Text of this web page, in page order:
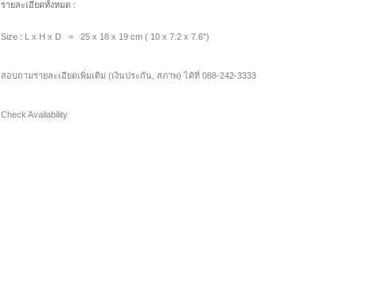
รายละเอียดทั้งหมด :
Size : L x H x D = 25 x 18 x 19 cm ( 10 x 7.2 x 7.6")
สอบถามรายละเอียดเพิ่มเติม (เงินประกัน, สภาพ) ได้ที่ 088-242-3333
Check Availability